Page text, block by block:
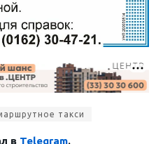
такси
в Telegram.